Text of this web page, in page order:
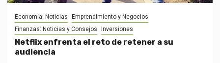
Economía: Noticias
Emprendimiento y Negocios
Finanzas: Noticias y Consejos
Inversiones
Netflix enfrenta el reto de retener a su
audiencia